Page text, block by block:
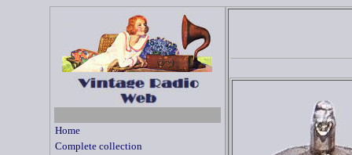
Home
Complete collection